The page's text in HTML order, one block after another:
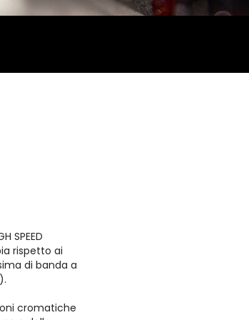
SPEED
rispetto ai
di banda a
cromatiche